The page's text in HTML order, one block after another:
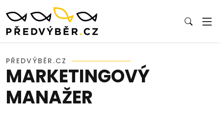
PŘEDVÝBĚR.CZ
MARKETINGOVÝ
MANAŽER